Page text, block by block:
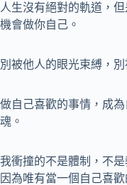
人生沒有絕對的軌道，
機會做你自己。
別被他人的眼光束縛，
做自己喜歡的事情，成
魂。
我衝撞的不是體制，不是
因為唯有當一個自己喜